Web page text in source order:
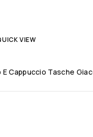
VIEW
E Cappuccio Tasche